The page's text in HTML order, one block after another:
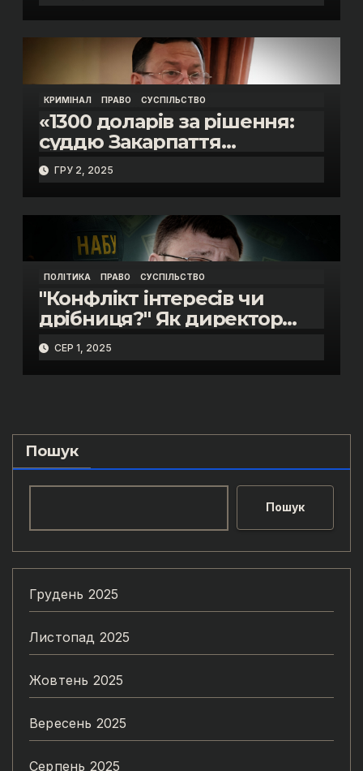
КРИМІНАЛ ПРАВО СУСПІЛЬСТВО
«1300 доларів за рішення:
суддю Закарпаття
затримано на гарячому»
ГРУ 2, 2025
ПОЛІТИКА ПРАВО СУСПІЛЬСТВО
"Конфлікт інтересів чи
дрібниця?" Як директор
НАБУ Семен Кривонос
продав майно фірмі, де
працює його дружина
СЕР 1, 2025
Пошук
Пошук
Грудень 2025
Листопад 2025
Жовтень 2025
Вересень 2025
Серпень 2025